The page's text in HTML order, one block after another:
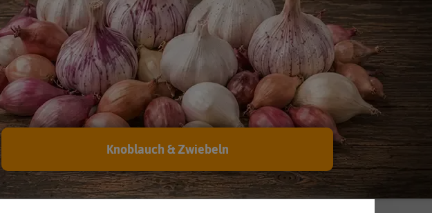
machen sie auf sich aufmerksam. Die Korbblütler werden bis zu 90 Zentimeter hoch. Die
sondern sind auch perfekte Schnittblumen, die sich lange in der Vase halten. In bunten
Blüten großartig.
in Prachtschartenrhizome
Knoblauch & Zwiebeln